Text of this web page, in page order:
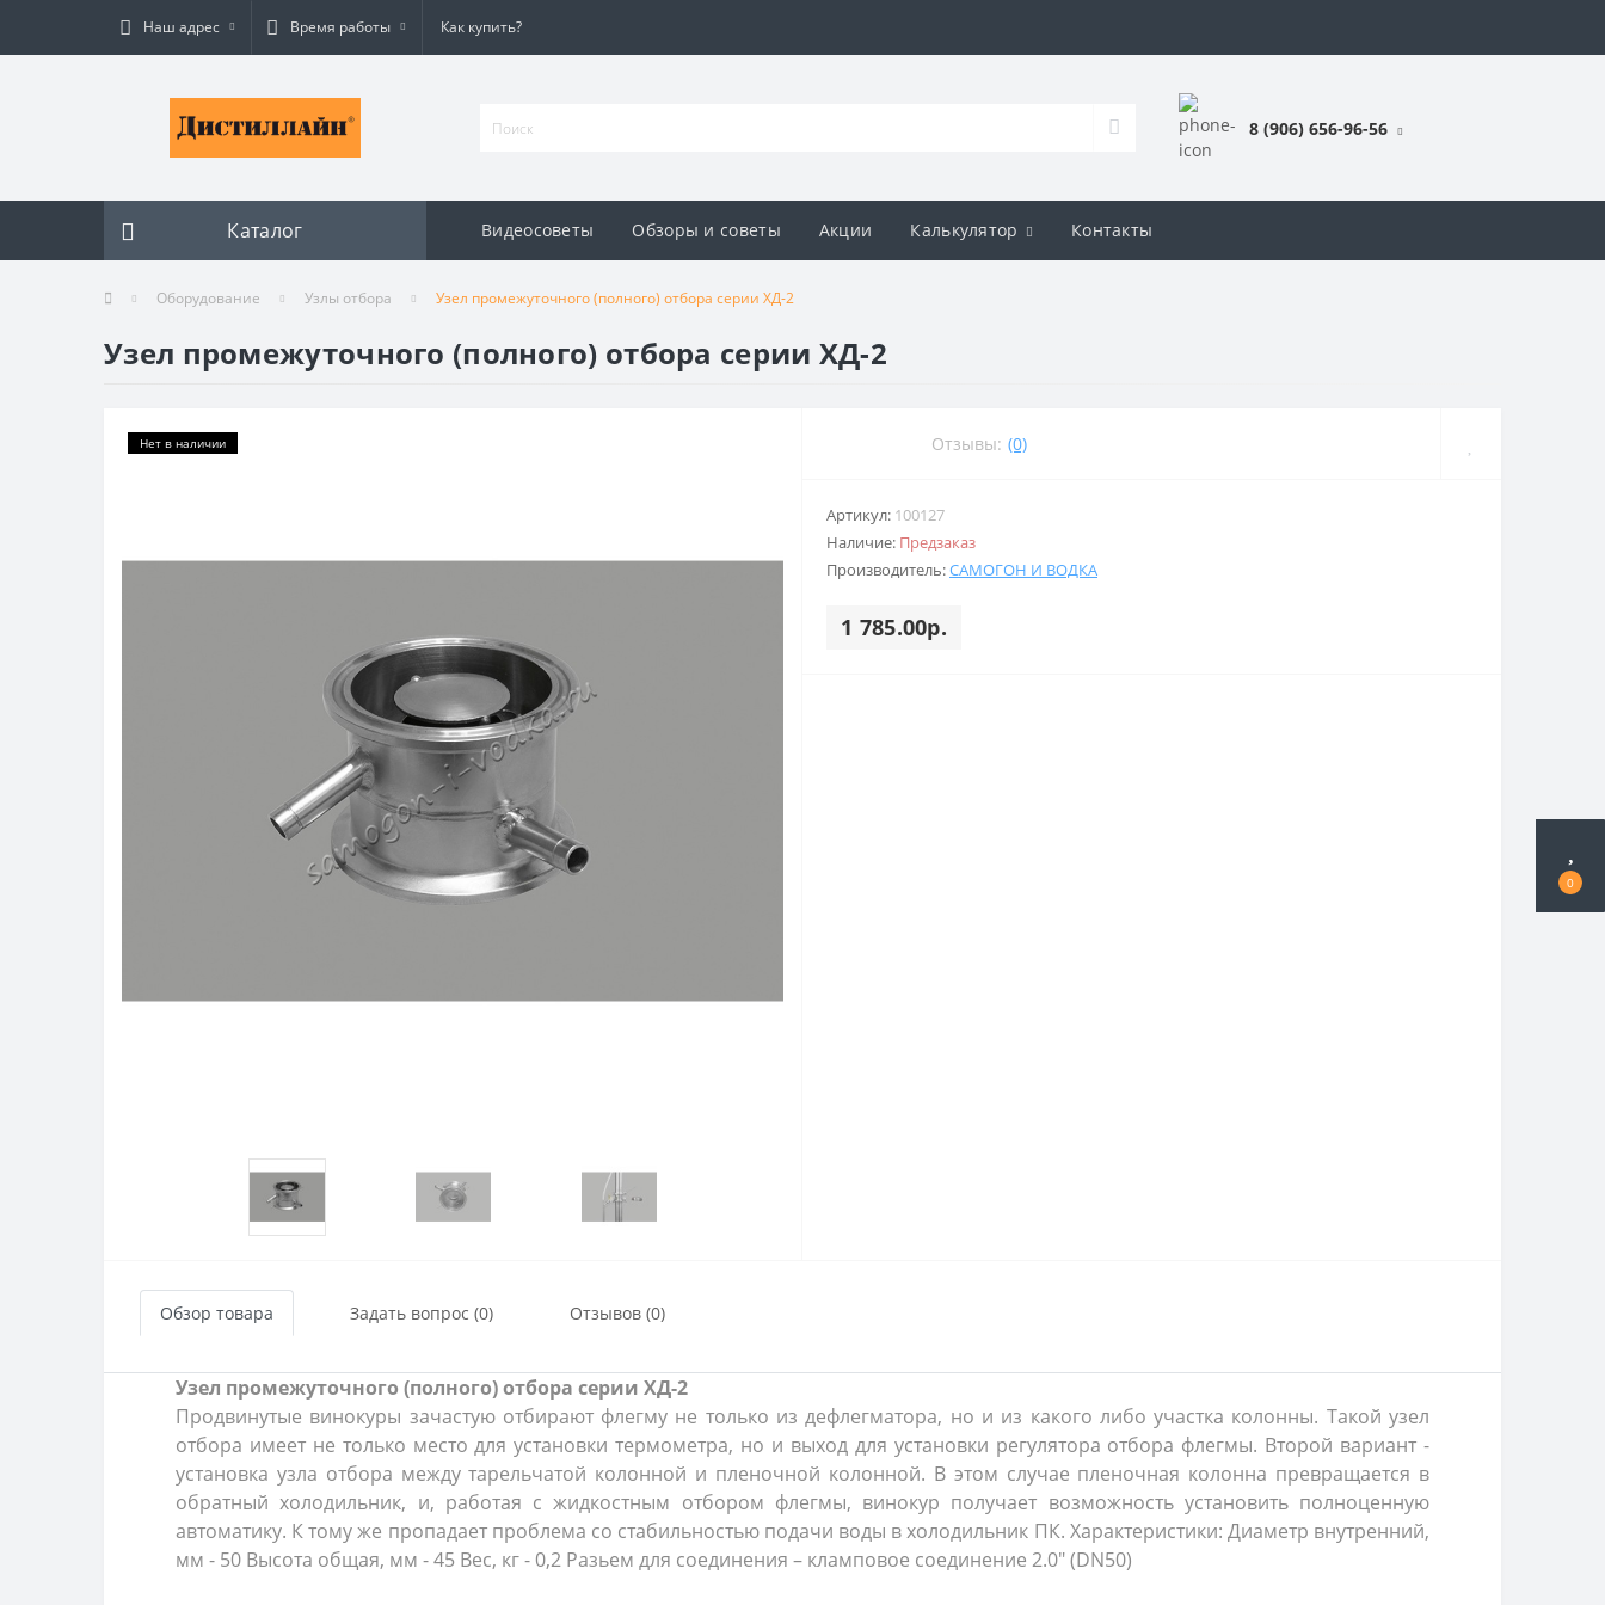
0
Наш адрес Время работы Как купить?
8 (906) 656-96-56
Каталог Видеосоветы Обзоры и советы Акции Калькулятор Контакты
Оборудование Узлы отбора Узел промежуточного (полного) отбора серии ХД-2
Узел промежуточного (полного) отбора серии ХД-2
Нет в наличии Отзывы: (0)
Артикул: 100127
Наличие: Предзаказ
Производитель:САМОГОН И ВОДКА
1 785.00р.
Обзор товара Задать вопрос (0) Отзывов (0)
Узел промежуточного (полного) отбора серии ХД-2
Продвинутые винокуры зачастую отбирают флегму не только из дефлегматора, но и из какого либо участка колонны. Такой узел
отбора имеет не только место для установки термометра, но и выход для установки регулятора отбора флегмы. Второй вариант -
установка узла отбора между тарельчатой колонной и пленочной колонной. В этом случае пленочная колонна превращается в
обратный холодильник, и, работая с жидкостным отбором флегмы, винокур получает возможность установить полноценную
автоматику. К тому же пропадает проблема со стабильностью подачи воды в холодильник ПК. Характеристики: Диаметр внутренний,
мм - 50 Высота общая, мм - 45 Вес, кг - 0,2 Разьем для соединения – кламповое соединение 2.0" (DN50)